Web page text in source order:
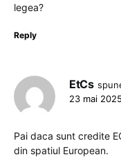
legea?
Reply
EtCs
23 mai
Pai daca sunt credite
din spatiul European.